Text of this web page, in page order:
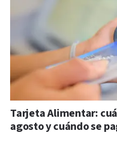
Tarjeta Alimentar:
agosto y cuándo se